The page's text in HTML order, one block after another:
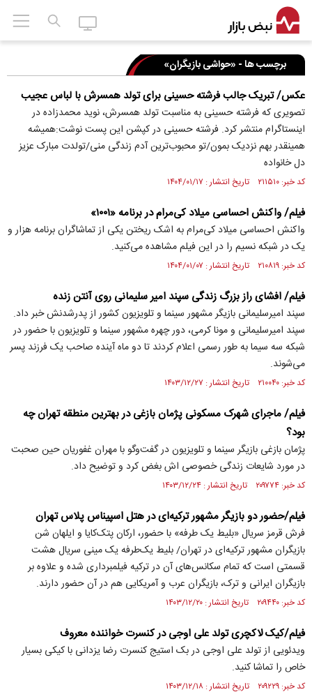
برچسب ها - «حواشی بازیگران»
عکس/ تبریک جالب فرشته حسینی برای تولد همسرش با لباس عجیب
تصویری که فرشته حسینی به مناسبت تولد همسرش، نوید محمدزاده در
اینستاگرام منتشر کرد. فرشته حسینی در کپشن این پست نوشت:همیشه
همینقدر بهم نزدیک بمون/تو محبوب‌ترین آدم زندگی منی/تولدت مبارک عزیز
دل خانواده
کد خبر: ۲۱۱۵۱۰ تاریخ انتشار : ۱۴۰۴/۰۱/۱۷
فیلم/ واکنش احساسی میلاد کی‌مرام در برنامه «۱۰۰۱»
واکنش احساسی میلاد کی‌مرام به اشک ریختن یکی از تماشاگران برنامه هزار و
یک در شبکه نسیم را در این فیلم مشاهده می‌کنید.
کد خبر: ۲۱۰۸۱۹ تاریخ انتشار : ۱۴۰۴/۰۱/۰۷
فیلم/ افشای راز بزرگ زندگی سپند امیر سلیمانی روی آنتن زنده
سپند امیرسلیمانی بازیگر مشهور سینما و تلویزیون کشور از پدرشدنش خبر داد.
سپند امیرسلیمانی و مونا کرمی، دور چهره مشهور سینما و تلویزیون با حضور در
شبکه سه سیما به طور رسمی اعلام کردند تا دو ماه آینده صاحب یک فرزند پسر
می‌شوند.
کد خبر: ۲۱۰۰۴۰ تاریخ انتشار : ۱۴۰۳/۱۲/۲۷
فیلم/ ماجرای شهرک مسکونی پژمان بازغی در بهترین منطقه تهران چه
بود؟
پژمان بازغی بازیگر سینما و تلویزیون در گفت‌و‌گو با مهران غفوریان حین صحبت
در مورد شایعات زندگی خصوصی اش بغض کرد و توضیح داد.
کد خبر: ۲۰۹۷۷۴ تاریخ انتشار : ۱۴۰۳/۱۲/۲۴
فیلم/حضور دو بازیگر مشهور ترکیه‌ای در هتل اسپیناس پلاس تهران
فرش قرمز سریال «بلیط یک طرفه» با حضور، ارکان پتک‌کایا و ایلهان شن
بازیگران مشهور ترکیه‌ای در تهران/ بلیط یک‌طرفه یک مینی سریال هشت
قسمتی است که تمام سکانس‌های آن در ترکیه فیلمبرداری شده و علاوه بر
بازیگران ایرانی و ترک، بازیگران عرب و آمریکایی هم در آن حضور دارند.
کد خبر: ۲۰۹۴۴۰ تاریخ انتشار : ۱۴۰۳/۱۲/۲۰
فیلم/کیک لاکچری تولد علی اوجی در کنسرت خواننده معروف
ویدئویی از تولد علی اوجی در بک استیج کنسرت رضا یزدانی با کیکی بسیار
خاص را تماشا کنید.
کد خبر: ۲۰۹۲۲۹ تاریخ انتشار : ۱۴۰۳/۱۲/۱۸